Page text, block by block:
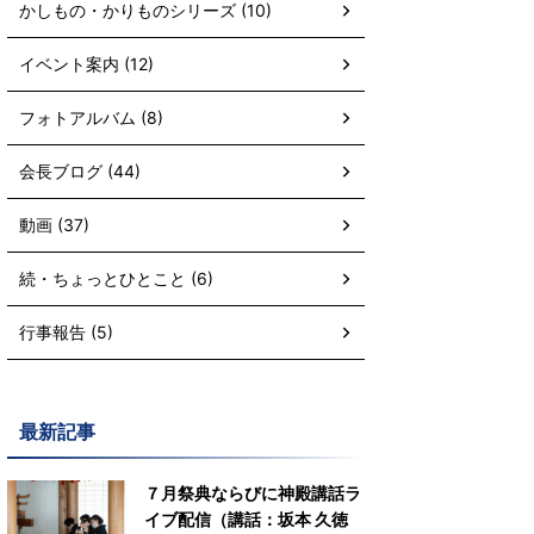
かしもの・かりものシリーズ (10)
イベント案内 (12)
フォトアルバム (8)
会長ブログ (44)
動画 (37)
続・ちょっとひとこと (6)
行事報告 (5)
最新記事
７月祭典ならびに神殿講話ラ
イブ配信（講話：坂本 久徳